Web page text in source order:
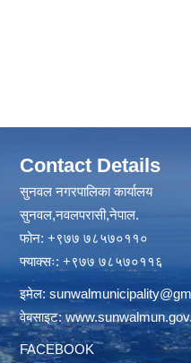
Contact Details
सुनवल नगरपालिका कार्यालय
सुनवल,नवलपरासी,नेपाल.
फोन: +९७७ ७८५७०११०
फ्याक्सः: +९७७ ७८५७०११६
इमेल:
वेबसाइट:
FACEBOOK